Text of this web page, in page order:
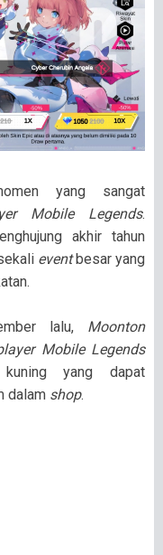
yang sangat
Mobile Legends.
akhir tahun
eventbesar yang
lalu, Moonton
Mobile Legends
kuning yang dapat
dalam shop.